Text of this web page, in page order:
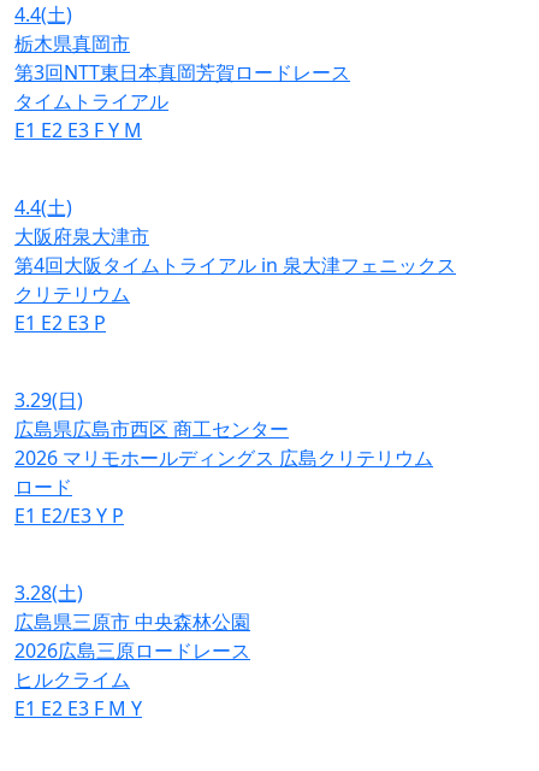
4.4(土)
栃木県真岡市
第3回NTT東日本真岡芳賀ロードレース
タイムトライアル
E1 E2 E3 FY M
4.4(土)
大阪府泉大津市
第4回大阪タイムトライアル in 泉大津フェニックス
クリテリウム
E1 E2 E3 P
3.29(日)
広島県広島市西区 商工センター
2026 マリモホールディングス 広島クリテリウム
ロード
E1 E2/E3Y P
3.28(土)
広島県三原市 中央森林公園
2026広島三原ロードレース
ヒルクライム
E1 E2 E3 F M Y